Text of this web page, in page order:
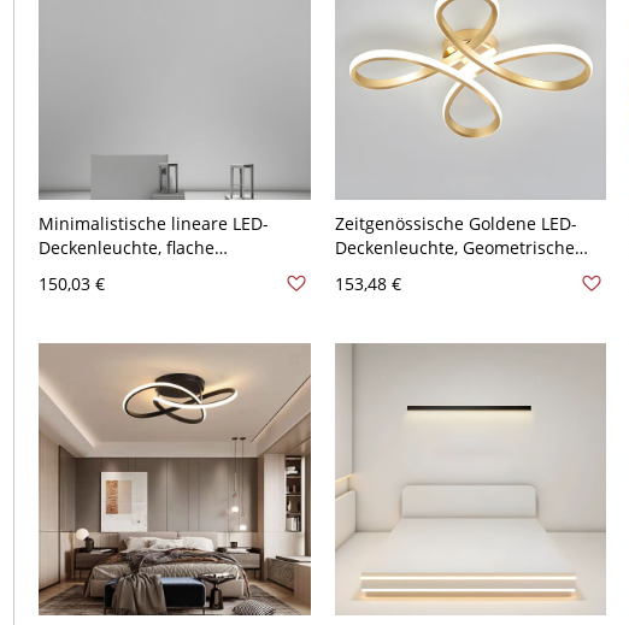
Minimalistische lineare LED-
Deckenleuchte, flache
Aufbauleuchte für Flur & Küche -
Schwarz 110V-120V 119,38 cm
150,03 €
Zeitgenössische Goldene LED-
Deckenleuchte, Geometrische
Blumenleuchte für Schlafzimmer
Wohnzimmer - 110V-120V 50,8
153,48 €